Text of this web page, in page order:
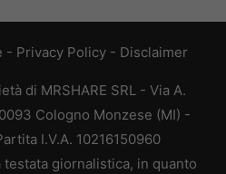
- Privacy Policy - Disclaimer
di MRSHARE SRL - Via A.
Cologno Monzese (MI) -
I.V.A. 10216150960
giornalistica, in quanto